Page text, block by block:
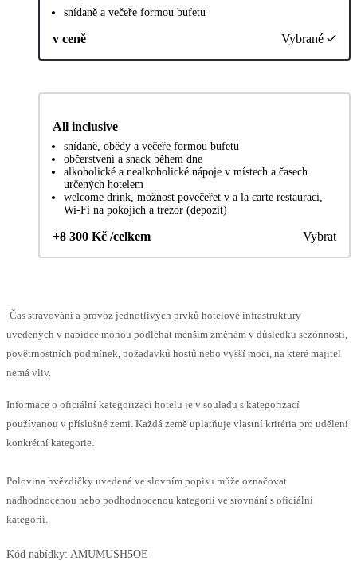
snídaně a večeře formou bufetu
v ceně Vybrané
All inclusive
snídaně, obědy a večeře formou bufetu
občerstvení a snack během dne
alkoholické a nealkoholické nápoje v místech a časech
určených hotelem
welcome drink, možnost povečeřet v a la carte restauraci,
Wi-Fi na pokojích a trezor (depozit)
+8 300 Kč /celkem Vybrat
Čas stravování a provoz jednotlivých prvků hotelové infrastruktury
uvedených v nabídce mohou podléhat menším změnám v důsledku sezónnosti,
povětrnostních podmínek, požadavků hostů nebo vyšší moci, na které majitel
nemá vliv.
Informace o oficiální kategorizaci hotelu je v souladu s kategorizací
používanou v příslušné zemi. Každá země uplatňuje vlastní kritéria pro udělení
konkrétní kategorie.
Polovina hvězdičky uvedená ve slovním popisu může označovat
nadhodnocenou nebo podhodnocenou kategorii ve srovnání s oficiální
kategorií.
Kód nabídky: AMUMUSH5OE